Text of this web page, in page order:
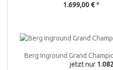
1.699,00 € *
Berg Inground Grand
jetzt nur